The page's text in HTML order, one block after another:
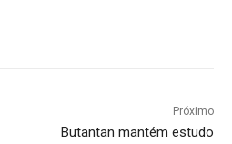
Próximo
Butantan mantém estudo